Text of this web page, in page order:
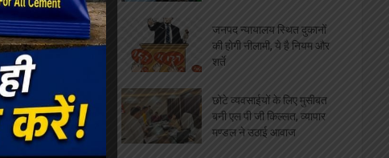
जनपद न्यायालय स्थित दुकानों
की होगी नीलामी, ये है नियम और
शर्ते
छोटे व्यवसाईयों के लिए मुसीबत
बनी एल पी जी किल्लत, व्यापार
मण्डल ने उठाई आवाज